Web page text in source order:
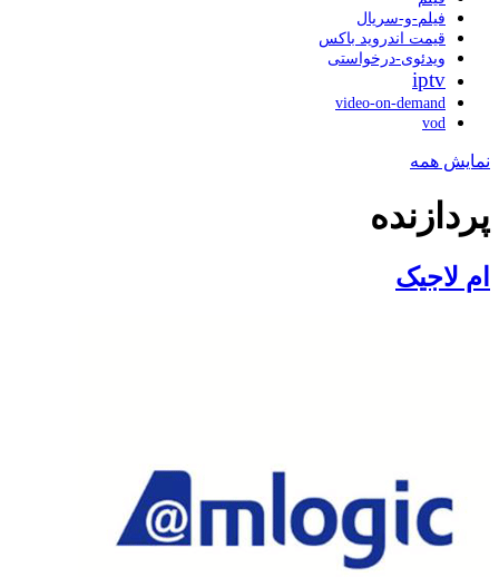
فیلم-و-سریال
قیمت اندروید باکس
ویدئوی-درخواستی
iptv
video-on-demand
vod
نمایش همه
پردازنده
ام لاجیک